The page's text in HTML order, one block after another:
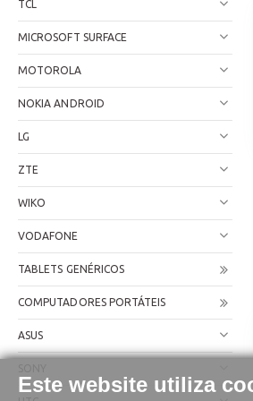
Este website utiliza
TCL
MICROSOFT SURFACE
MOTOROLA
NOKIA ANDROID
LG
ZTE
WIKO
VODAFONE
TABLETS GENÉRICOS
COMPUTADORES PORTÁTEIS
ASUS